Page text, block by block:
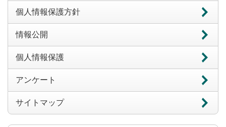
個人情報保護方針
情報公開
個人情報保護
アンケート
サイトマップ